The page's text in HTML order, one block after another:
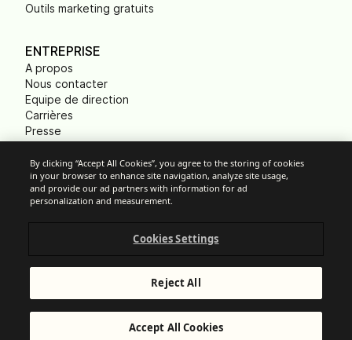
Outils marketing gratuits
ENTREPRISE
A propos
Nous contacter
Equipe de direction
Carrières
Presse
Empreinte carbone
ONG
Paramètres des cookies
Protection des données
Conditions Générales de Services
© Brevo 2025. Tous droits réservés.
By clicking “Accept All Cookies”, you agree to the storing of cookies
in your browser to enhance site navigation, analyze site usage,
and provide our ad partners with information for ad
personalization and measurement.
Cookies Settings
Reject All
Accept All Cookies